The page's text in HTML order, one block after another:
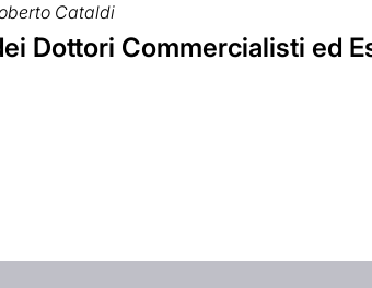
Cataldi
Dottori Commercialisti ed